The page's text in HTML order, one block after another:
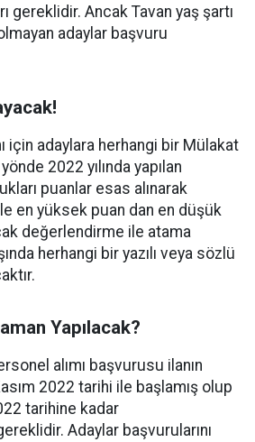
gereklidir. Ancak Tavan yaş şartı
adaylar başvuru
için adaylara herhangi bir Mülakat
2022 yılında yapılan
puanlar esas alınarak
en yüksek puan dan en düşük
değerlendirme ile atama
herhangi bir yazılı veya sözlü
Yapılacak?
alımı başvurusu ilanın
2022 tarihi ile başlamış olup
tarihine kadar
Adaylar başvurularını